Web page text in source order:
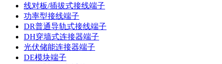
线对板/插拔式接线端子
功率型接线端子
DR普通导轨式接线端子
DH穿墙式连接器端子
光伏储能连接器端子
DE模块端子